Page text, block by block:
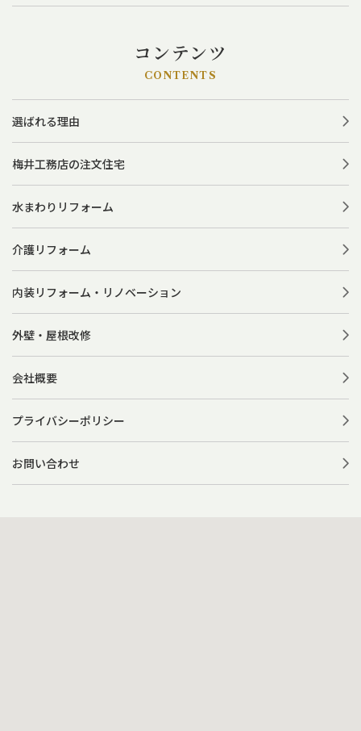
コンテンツ
CONTENTS
選ばれる理由
梅井工務店の注文住宅
水まわりリフォーム
介護リフォーム
内装リフォーム・リノベーション
外壁・屋根改修
会社概要
プライバシーポリシー
お問い合わせ